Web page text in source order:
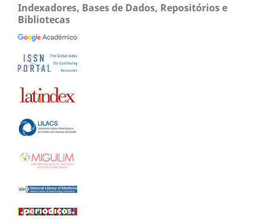
Indexadores, Bases de Dados, Repositórios e
Bibliotecas